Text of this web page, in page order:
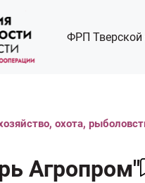
ФРП Тверской
охота,
Агропром"